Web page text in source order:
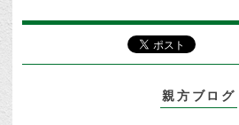
親方ブログ